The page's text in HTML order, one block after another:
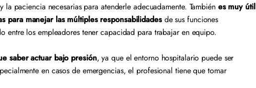
paciencia necesarias para atenderle adecuadamente. También es muy útil
para manejar las múltiples responsabilidadesde sus funciones
entre los empleadores tener capacidad para trabajar en equipo.
saber actuar bajo presión, ya que el entorno hospitalario puede ser
en casos de emergencias, el profesional tiene que tomar